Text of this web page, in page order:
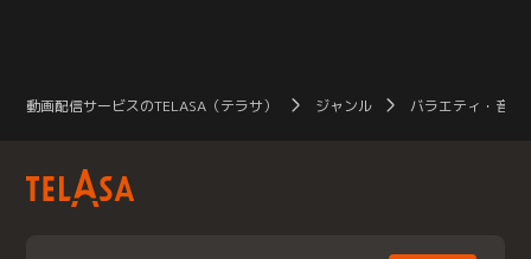
動画配信サービスのTELASA（テラサ） ジャンル バラエティ・音楽